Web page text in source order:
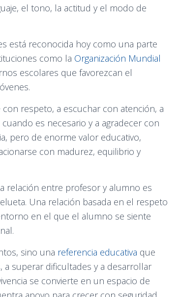
el tono, la actitud y el modo de
está reconocida hoy como una parte
como la Organización Mundial
escolares que favorezcan el
respeto, a escuchar con atención, a
es necesario y a agradecer con
pero de enorme valor educativo,
con madurez, equilibrio y
relación entre profesor y alumno es
Una relación basada en el respeto
en el que el alumno se siente
sino una referencia educativa que
a superar dificultades y a desarrollar
se convierte en un espacio de